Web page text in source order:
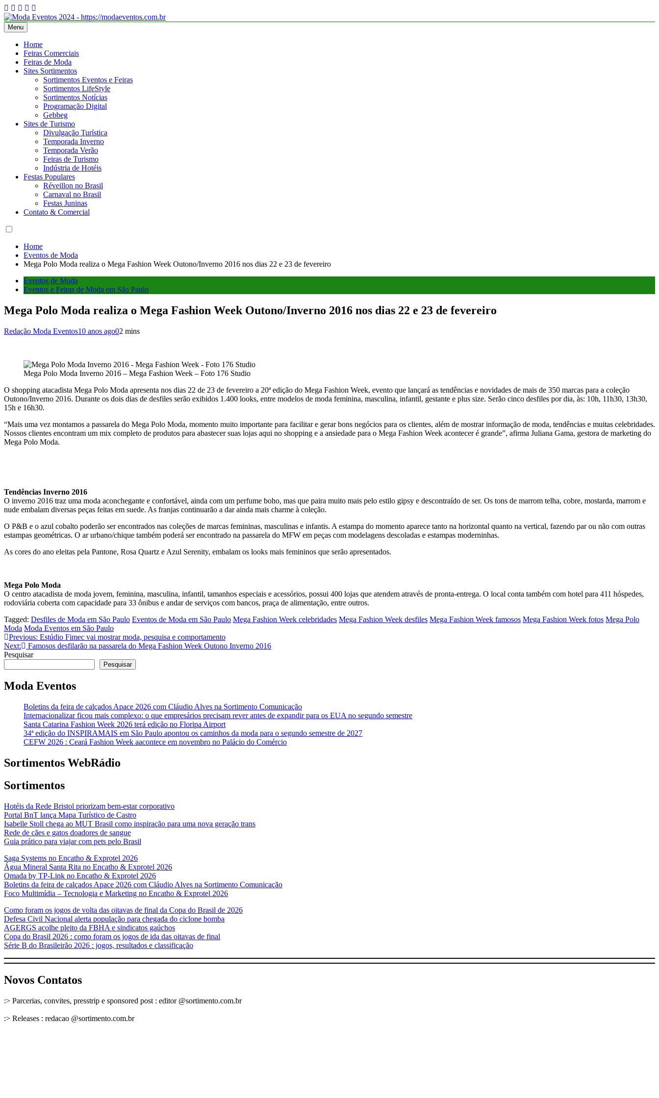
Skip
to
content
Moda Eventos 2026 – Desfiles de Moda 2026 – Feiras de Moda 2026
Moda Eventos 2026 – Moda Eventos no Brasil 2026 – Desfiles de Moda 2026 – Feiras de Moda 2026 – Feiras de Moda no Brasil 2026 – Moda Eventos 2026 – Feiras de Moda Calçados 2026 – Feiras de Moda
Íntima 2026
Menu
Home
Feiras Comerciais
Feiras de Moda
Sites Sortimentos
Sortimentos Eventos e Feiras
Sortimentos LifeStyle
Sortimentos Notícias
Programação Digital
Gebbeg
Sites de Turismo
Divulgação Turística
Temporada Inverno
Temporada Verão
Feiras de Turismo
Indústria de Hotéis
Festas Populares
Réveillon no Brasil
Carnaval no Brasil
Festas Juninas
Contato & Comercial
Home
Eventos de Moda
Mega Polo Moda realiza o Mega Fashion Week Outono/Inverno 2016 nos dias 22 e 23 de fevereiro
Eventos de Moda
Eventos e Feiras de Moda em São Paulo
Mega Polo Moda realiza o Mega Fashion Week Outono/Inverno 2016 nos dias 22 e 23 de fevereiro
Redação Moda Eventos10 anos ago02 mins
Mega Polo Moda Inverno 2016 – Mega Fashion Week – Foto 176 Studio
O shopping atacadista Mega Polo Moda apresenta nos dias 22 de 23 de fevereiro a 20ª edição do Mega Fashion Week, evento que lançará as tendências e novidades de mais de 350 marcas para a coleção
Outono/Inverno 2016. Durante os dois dias de desfiles serão exibidos 1.400 looks, entre modelos de moda feminina, masculina, infantil, gestante e plus size. Serão cinco desfiles por dia, às: 10h, 11h30, 13h30,
15h e 16h30.
“Mais uma vez montamos a passarela do Mega Polo Moda, momento muito importante para facilitar e gerar bons negócios para os clientes, além de mostrar informação de moda, tendências e muitas celebridades.
Nossos clientes encontram um mix completo de produtos para abastecer suas lojas aqui no shopping e a ansiedade para o Mega Fashion Week acontecer é grande”, afirma Juliana Gama, gestora de marketing do
Mega Polo Moda.
Tendências Inverno 2016
O inverno 2016 traz uma moda aconchegante e confortável, ainda com um perfume boho, mas que paira muito mais pelo estilo gipsy e descontraído de ser. Os tons de marrom telha, cobre, mostarda, marrom e
nude embalam diversas peças feitas em suede. As franjas continuarão a dar ainda mais charme à coleção.
O P&B e o azul cobalto poderão ser encontrados nas coleções de marcas femininas, masculinas e infantis. A estampa do momento aparece tanto na horizontal quanto na vertical, fazendo par ou não com outras
estampas geométricas. O ar urbano/chique também poderá ser encontrado na passarela do MFW em peças com modelagens descoladas e estampas moderninhas.
As cores do ano eleitas pela Pantone, Rosa Quartz e Azul Serenity, embalam os looks mais femininos que serão apresentados.
Mega Polo Moda
O centro atacadista de moda jovem, feminina, masculina, infantil, tamanhos especiais e acessórios, possui 400 lojas que atendem através de pronta-entrega. O local conta também com hotel para 411 hóspedes,
rodoviária coberta com capacidade para 33 ônibus e andar de serviços com bancos, praça de alimentação, entre outros.
Tagged: Desfiles de Moda em São Paulo Eventos de Moda em São Paulo Mega Fashion Week celebridades Mega Fashion Week desfiles Mega Fashion Week famosos Mega Fashion Week fotos Mega Polo
Moda Moda Eventos em São Paulo
Navegação
de
Previous: Estúdio Fimec vai mostrar moda, pesquisa e comportamento
Next:
Famosos desfilarão na passarela do Mega Fashion Week Outono Inverno 2016
Pesquisar
Pesquisar
Moda Eventos
Boletins da feira de calçados Apace 2026 com Cláudio Alves na Sortimento Comunicação
Internacionalizar ficou mais complexo: o que empresários precisam rever antes de expandir para os EUA no segundo semestre
Santa Catarina Fashion Week 2026 terá edição no Floripa Airport
34ª edição do INSPIRAMAIS em São Paulo apontou os caminhos da moda para o segundo semestre de 2027
CEFW 2026 : Ceará Fashion Week aacontece em novembro no Palácio do Comércio
Sortimentos WebRádio
Sortimentos
Hotéis da Rede Bristol priorizam bem-estar corporativo
Portal BnT lança Mapa Turístico de Castro
Isabelle Stoll chega ao MUT Brasil como inspiração para uma nova geração trans
Rede de cães e gatos doadores de sangue
Guia prático para viajar com pets pelo Brasil
Saga Systems no Encatho & Exprotel 2026
Água Mineral Santa Rita no Encatho & Exprotel 2026
Omada by TP-Link no Encatho & Exprotel 2026
Boletins da feira de calçados Apace 2026 com Cláudio Alves na Sortimento Comunicação
Foco Multimídia – Tecnologia e Marketing no Encatho & Exprotel 2026
Como foram os jogos de volta das oitavas de final da Copa do Brasil de 2026
Defesa Civil Nacional alerta população para chegada do ciclone bomba
AGERGS acolhe pleito da FBHA e sindicatos gaúchos
Copa do Brasil 2026 : como foram os jogos de ida das oitavas de final
Série B do Brasileirão 2026 : jogos, resultados e classificação
Novos Contatos
:> Parcerias, convites, presstrip e sponsored post : editor @sortimento.com.br
:> Releases : redacao @sortimento.com.br